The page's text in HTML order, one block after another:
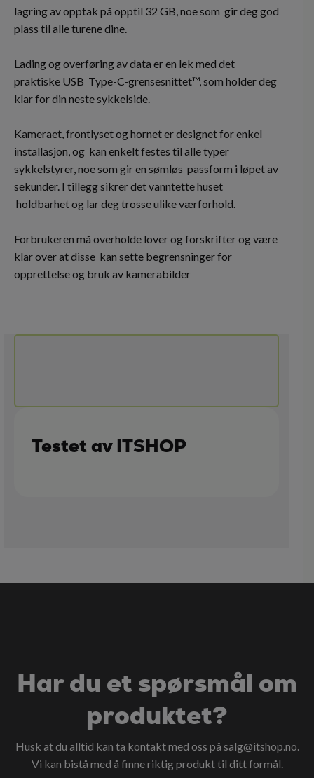
lagring av opptak på opptil 32 GB, noe som gir deg god
plass til alle turene dine.
Lading og overføring av data er en lek med det
praktiske USB Type-C-grensesnittet™, som holder deg
klar for din neste sykkelside.
Kameraet, frontlyset og hornet er designet for enkel
installasjon, og kan enkelt festes til alle typer
sykkelstyrer, noe som gir en sømløs passform i løpet av
sekunder. I tillegg sikrer det vanntette huset
holdbarhet og lar deg trosse ulike værforhold.
Forbrukeren må overholde lover og forskrifter og være
klar over at disse kan sette begrensninger for
opprettelse og bruk av kamerabilder
Testet av ITSHOP
Har du et spørsmål om
produktet?
Husk at du alltid kan ta kontakt med oss på salg@itshop.no.
Vi kan bistå med å finne riktig produkt til ditt formål.